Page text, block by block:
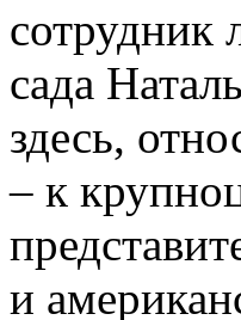
сотрудник
сада
здесь,
– к
и